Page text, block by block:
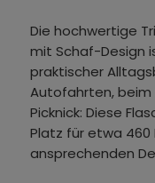
Die hochwertige
mit Schaf-Design
praktischer
Autofahrten, beim
Picknick: Diese
Platz für etwa 460
ansprechenden